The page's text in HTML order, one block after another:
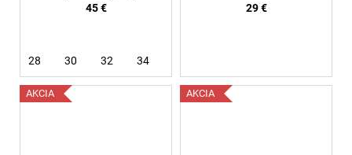
45 €
28 30 32 34
29 €
AKCIA AKCIA